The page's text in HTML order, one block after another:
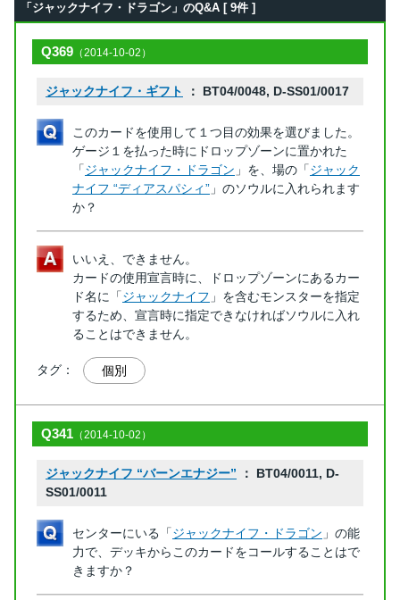
「ジャックナイフ・ドラゴン」のQ&A [ 9件 ]
Q369 （2014-10-02）
ジャックナイフ・ギフト ： BT04/0048, D-SS01/0017
このカードを使用して１つ目の効果を選びました。
ゲージ１を払った時にドロップゾーンに置かれた
「ジャックナイフ・ドラゴン 」を、場の「ジャック
ナイフ “ディアスパシィ” 」のソウルに入れられます
か？
いいえ、できません。
カードの使用宣言時に、ドロップゾーンにあるカー
ド名に「ジャックナイフ 」を含むモンスターを指定
するため、宣言時に指定できなければソウルに入れ
ることはできません。
タグ： 個別
Q341 （2014-10-02）
ジャックナイフ “バーンエナジー” ： BT04/0011, D-
SS01/0011
センターにいる「ジャックナイフ・ドラゴン 」の能
力で、デッキからこのカードをコールすることはで
きますか？